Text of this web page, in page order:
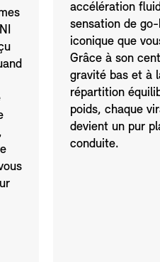
accélération
sensation de
iconique que
Grâce à son
gravité bas et à
répartition
poids, chaque
devient un pur
conduite.